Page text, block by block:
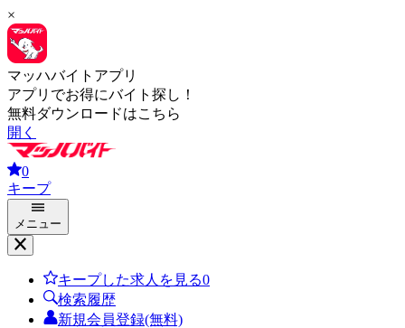
×
マッハバイトアプリ
アプリでお得にバイト探し！
無料ダウンロードはこちら
開く
0
キープ
メニュー
キープした求人を見る0
検索履歴
新規会員登録(無料)